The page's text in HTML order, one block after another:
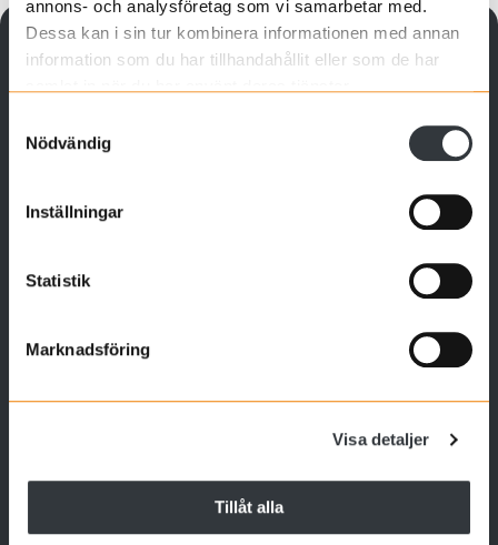
annons- och analysföretag som vi samarbetar med.
Dessa kan i sin tur kombinera informationen med annan
information som du har tillhandahållit eller som de har
Nödvändig
Inställningar
Statistik
Marknadsföring
Visa detaljer
Tillåt alla
Jobba hos oss
Bygg
Trädgård